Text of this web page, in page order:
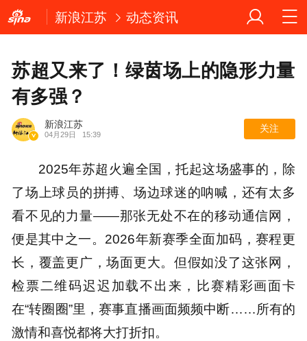
新浪江苏 动态资讯
苏超又来了！绿茵场上的隐形力量
有多强？
新浪江苏
04月29日 15:39
关注
2025年苏超火遍全国，托起这场盛事的，除
了场上球员的拼搏、场边球迷的呐喊，还有太多
看不见的力量——那张无处不在的移动通信网，
便是其中之一。2026年新赛季全面加码，赛程更
长，覆盖更广，场面更大。但假如没了这张网，
检票二维码迟迟加载不出来，比赛精彩画面卡
在“转圈圈”里，赛事直播画面频频中断……所有的
激情和喜悦都将大打折扣。